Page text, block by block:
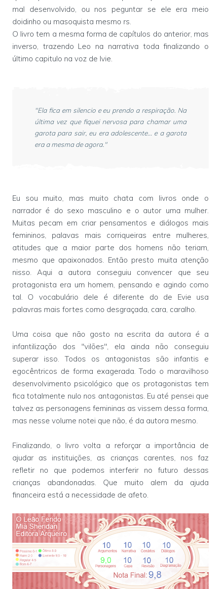
mal desenvolvido, ou nos peguntar se ele era meio
doidinho ou masoquista mesmo rs.
O livro tem a mesma forma de capítulos do anterior, mas
inverso, trazendo Leo na narrativa toda finalizando o
último capitulo na voz de Ivie.
"Ela fica em silencio e eu prendo a respiração. Na
última vez que fiquei nervosa para chamar uma
garota para sair, eu era adolescente... e a garota
era a mesma de agora."
Eu sou muito, mas muito chata com livros onde o
narrador é do sexo masculino e o autor uma mulher.
Muitas pecam em criar pensamentos e diálogos mais
femininos, palavas mais corriqueiras entre mulheres,
atitudes que a maior parte dos homens não teriam,
mesmo que apaixonados. Então presto muita atenção
nisso. Aqui a autora conseguiu convencer que seu
protagonista era um homem, pensando e agindo como
tal. O vocabulário dele é diferente do de Evie usa
palavras mais fortes como desgraçada, cara, caralho.
Uma coisa que não gosto na escrita da autora é a
infantilização dos "vilões", ela ainda não conseguiu
superar isso. Todos os antagonistas são infantis e
egocêntricos de forma exagerada. Todo o maravilhoso
desenvolvimento psicológico que os protagonistas tem
fica totalmente nulo nos antagonistas. Eu até pensei que
talvez as personagens femininas as vissem dessa forma,
mas nesse volume notei que não, é da autora mesmo.
Finalizando, o livro volta a reforçar a importância de
ajudar as instituições, as crianças carentes, nos faz
refletir no que podemos interferir no futuro dessas
crianças abandonadas. Que muito alem da ajuda
financeira está a necessidade de afeto.